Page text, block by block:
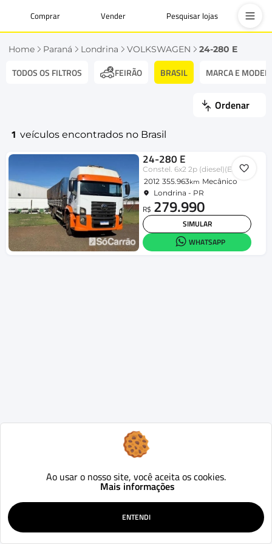
Comprar Vender Pesquisar lojas
Home Paraná Londrina VOLKSWAGEN 24-280 E
TODOS OS FILTROS FEIRÃO BRASIL MARCA E
Ordenar
1 veículos encontrados no Brasil
24-280 E
Constel. 6x2 2p (diesel)(E5)
2012 355.963km Mecânico
Londrina - PR
R$ 279.990
SIMULAR
WHATSAPP
Ao usar o nosso site, você aceita os cookies.
Mais informações
ENTENDI